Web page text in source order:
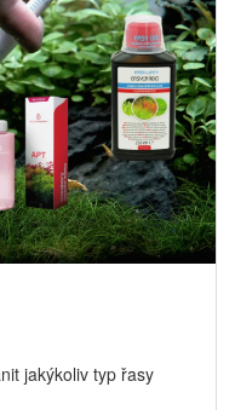
jakýkoliv typ řasy